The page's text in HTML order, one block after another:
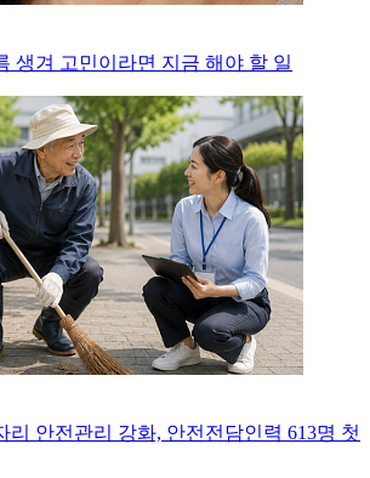
생겨 고민이라면 지금 해야 할 일
리 안전관리 강화, 안전전담인력 613명 첫